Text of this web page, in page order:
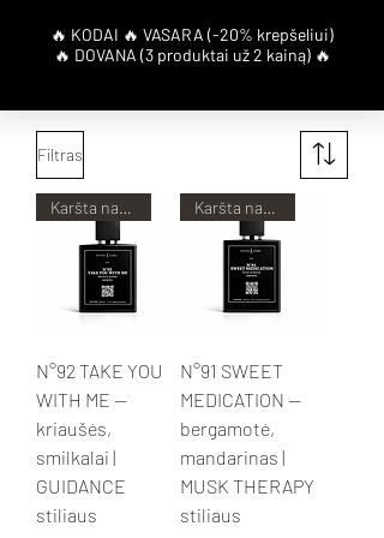
Filtras
Karšta naujiena!
N°92 TAKE YOU
WITH ME —
kriaušės,
smilkalai |
GUIDANCE
stiliaus
Karšta naujiena!
N°91 SWEET
MEDICATION —
bergamotė,
mandarinas |
MUSK THERAPY
stiliaus